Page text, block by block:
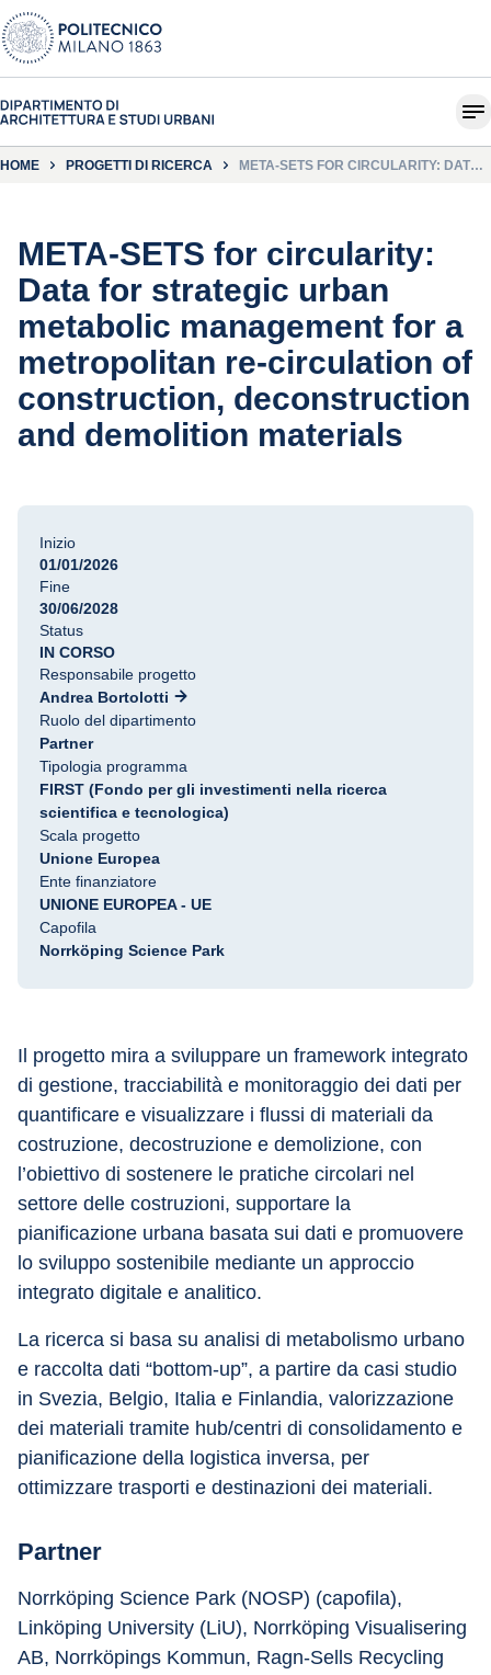
HOME PROGETTI DI RICERCA
META-SETS FOR CIRCULARITY: DATA
META-SETS for circularity:
Data for strategic urban
metabolic management for a
metropolitan re-circulation of
construction, deconstruction
and demolition materials
Inizio
01/01/2026
Fine
30/06/2028
Status
IN CORSO
Responsabile progetto
Andrea Bortolotti
Ruolo del dipartimento
Partner
Tipologia programma
FIRST (Fondo per gli investimenti nella ricerca
scientifica e tecnologica)
Scala progetto
Unione Europea
Ente finanziatore
UNIONE EUROPEA - UE
Capofila
Norrköping Science Park
Il progetto mira a sviluppare un framework integrato
di gestione, tracciabilità e monitoraggio dei dati per
quantificare e visualizzare i flussi di materiali da
costruzione, decostruzione e demolizione, con
l’obiettivo di sostenere le pratiche circolari nel
settore delle costruzioni, supportare la
pianificazione urbana basata sui dati e promuovere
lo sviluppo sostenibile mediante un approccio
integrato digitale e analitico.
La ricerca si basa su analisi di metabolismo urbano
e raccolta dati “bottom-up”, a partire da casi studio
in Svezia, Belgio, Italia e Finlandia, valorizzazione
dei materiali tramite hub/centri di consolidamento e
pianificazione della logistica inversa, per
ottimizzare trasporti e destinazioni dei materiali.
Partner
Norrköping Science Park (NOSP) (capofila),
Linköping University (LiU), Norrköping Visualisering
AB, Norrköpings Kommun, Ragn-Sells Recycling